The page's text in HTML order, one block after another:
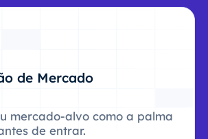
de Mercado
mercado-alvo como a palma
de entrar.